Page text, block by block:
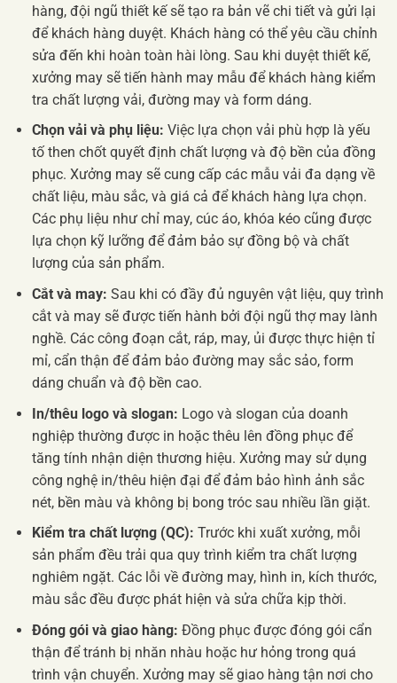
hàng, đội ngũ thiết kế sẽ tạo ra bản vẽ chi tiết và gửi lại
để khách hàng duyệt. Khách hàng có thể yêu cầu chỉnh
sửa đến khi hoàn toàn hài lòng. Sau khi duyệt thiết kế,
xưởng may sẽ tiến hành may mẫu để khách hàng kiểm
tra chất lượng vải, đường may và form dáng.
Chọn vải và phụ liệu: Việc lựa chọn vải phù hợp là yếu
tố then chốt quyết định chất lượng và độ bền của đồng
phục. Xưởng may sẽ cung cấp các mẫu vải đa dạng về
chất liệu, màu sắc, và giá cả để khách hàng lựa chọn.
Các phụ liệu như chỉ may, cúc áo, khóa kéo cũng được
lựa chọn kỹ lưỡng để đảm bảo sự đồng bộ và chất
lượng của sản phẩm.
Cắt và may: Sau khi có đầy đủ nguyên vật liệu, quy trình
cắt và may sẽ được tiến hành bởi đội ngũ thợ may lành
nghề. Các công đoạn cắt, ráp, may, ủi được thực hiện tỉ
mỉ, cẩn thận để đảm bảo đường may sắc sảo, form
dáng chuẩn và độ bền cao.
In/thêu logo và slogan: Logo và slogan của doanh
nghiệp thường được in hoặc thêu lên đồng phục để
tăng tính nhận diện thương hiệu. Xưởng may sử dụng
công nghệ in/thêu hiện đại để đảm bảo hình ảnh sắc
nét, bền màu và không bị bong tróc sau nhiều lần giặt.
Kiểm tra chất lượng (QC): Trước khi xuất xưởng, mỗi
sản phẩm đều trải qua quy trình kiểm tra chất lượng
nghiêm ngặt. Các lỗi về đường may, hình in, kích thước,
màu sắc đều được phát hiện và sửa chữa kịp thời.
Đóng gói và giao hàng: Đồng phục được đóng gói cẩn
thận để tránh bị nhăn nhàu hoặc hư hỏng trong quá
trình vận chuyển. Xưởng may sẽ giao hàng tận nơi cho